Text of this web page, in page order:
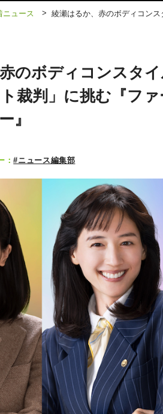
ニュース > 綾瀬はるか、赤のボディコン
のボディコンスタ
ト裁判」に挑む『フ
』
：#ニュース編集部